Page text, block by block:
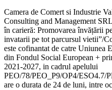
Camera de Comert si Industrie
Consulting and Management
în carieră: Promovarea învățării
invatarii pe tot parcursul vietii”/
este cofinantat de catre Uniunea
din Fondul Social European +
2021-2027, in cadrul apelului
PEO/78/PEO_P9/OP4/ESO4.7/
are o durata de 24 de luni, intre